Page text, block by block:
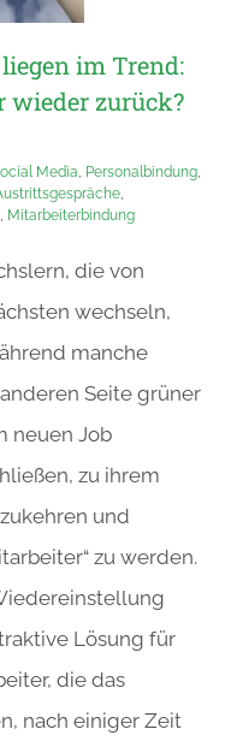
im Trend:
wieder zurück?
Media, Personalbindung,
,
, Mitarbeiterbindung
die von
wechseln,
manche
Seite grüner
neuen Job
zu ihrem
und
zu werden.
Lösung für
die das
nach einiger Zeit